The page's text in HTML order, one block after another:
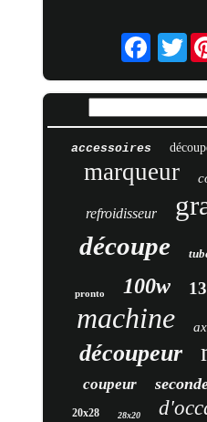
accessoires
marqueur
refroidisseur
découpe
pronto 100w
machine
découpeur
coupeur
20x28 28x20